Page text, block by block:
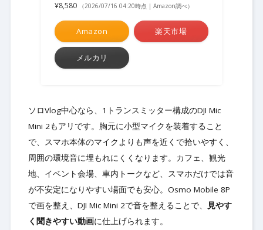
¥8,580
（2026/07/16 04:20時点 | Amazon調べ）
Amazon 楽天市場
メルカリ
ソロVlog中心なら、1トランスミッター構成のDJI Mic
Mini 2もアリです。胸元に小型マイクを装着すること
で、スマホ本体のマイクよりも声を近くで拾いやすく、
周囲の環境音に埋もれにくくなります。カフェ、観光
地、イベント会場、車内トークなど、スマホだけでは音
が不安定になりやすい場面でも安心。Osmo Mobile 8P
で画を整え、DJI Mic Mini 2で音を整えることで、
見やす
く聞きやすい動画に仕上げられます。